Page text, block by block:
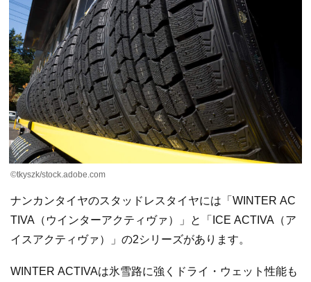
©tkyszk/stock.adobe.com
ナンカンタイヤのスタッドレスタイヤには「WINTER AC
TIVA（ウインターアクティヴァ）」と「ICE ACTIVA（ア
イスアクティヴァ）」の2シリーズがあります。
WINTER ACTIVAは氷雪路に強くドライ・ウェット性能も